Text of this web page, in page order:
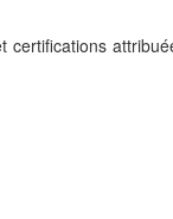
certifications